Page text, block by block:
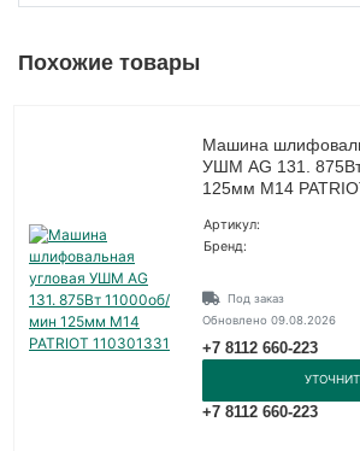
Похожие товары
Машина
УШМ AG 131.
125мм М14
Артикул:
Бренд:
Под заказ
Обновлено 09.08.2026
+7 8112 660-223
+7 8112 660-223